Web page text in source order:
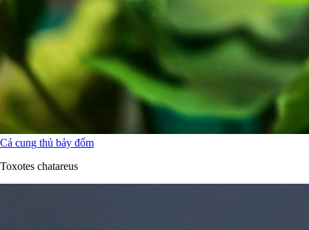
Cá cung thủ bảy đốm
Toxotes chatareus